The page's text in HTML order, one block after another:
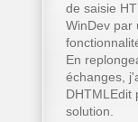
de saisie
WinDev par
En
échanges,
DHTMLEdit
solution.